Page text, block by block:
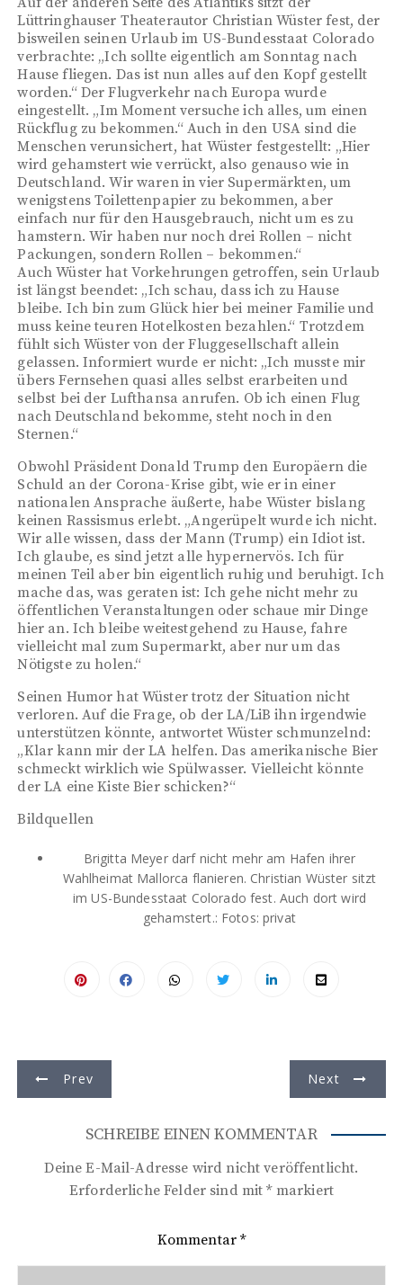
Lüttringhauser Theaterautor Christian Wüster fest, der
bisweilen seinen Urlaub im US-Bundesstaat Colorado
verbrachte: „Ich sollte eigentlich am Sonntag nach
Hause fliegen. Das ist nun alles auf den Kopf gestellt
worden.“ Der Flugverkehr nach Europa wurde
eingestellt. „Im Moment versuche ich alles, um einen
Rückflug zu bekommen.“ Auch in den USA sind die
Menschen verunsichert, hat Wüster festgestellt: „Hier
wird gehamstert wie verrückt, also genauso wie in
Deutschland. Wir waren in vier Supermärkten, um
wenigstens Toilettenpapier zu bekommen, aber
einfach nur für den Hausgebrauch, nicht um es zu
hamstern. Wir haben nur noch drei Rollen – nicht
Packungen, sondern Rollen – bekommen.“
Auch Wüster hat Vorkehrungen getroffen, sein Urlaub
ist längst beendet: „Ich schau, dass ich zu Hause
bleibe. Ich bin zum Glück hier bei meiner Familie und
muss keine teuren Hotelkosten bezahlen.“ Trotzdem
fühlt sich Wüster von der Fluggesellschaft allein
gelassen. Informiert wurde er nicht: „Ich musste mir
übers Fernsehen quasi alles selbst erarbeiten und
selbst bei der Lufthansa anrufen. Ob ich einen Flug
nach Deutschland bekomme, steht noch in den
Sternen.“
Obwohl Präsident Donald Trump den Europäern die
Schuld an der Corona-Krise gibt, wie er in einer
nationalen Ansprache äußerte, habe Wüster bislang
keinen Rassismus erlebt. „Angerüpelt wurde ich nicht.
Wir alle wissen, dass der Mann (Trump) ein Idiot ist.
Ich glaube, es sind jetzt alle hypernervös. Ich für
meinen Teil aber bin eigentlich ruhig und beruhigt. Ich
mache das, was geraten ist: Ich gehe nicht mehr zu
öffentlichen Veranstaltungen oder schaue mir Dinge
hier an. Ich bleibe weitestgehend zu Hause, fahre
vielleicht mal zum Supermarkt, aber nur um das
Nötigste zu holen.“
Seinen Humor hat Wüster trotz der Situation nicht
verloren. Auf die Frage, ob der LA/LiB ihn irgendwie
unterstützen könnte, antwortet Wüster schmunzelnd:
„Klar kann mir der LA helfen. Das amerikanische Bier
schmeckt wirklich wie Spülwasser. Vielleicht könnte
der LA eine Kiste Bier schicken?“
Bildquellen
Brigitta Meyer darf nicht mehr am Hafen ihrer
Wahlheimat Mallorca flanieren. Christian Wüster sitzt
im US-Bundesstaat Colorado fest. Auch dort wird
gehamstert.: Fotos: privat
e
g
Prev Next
SCHREIBE EINEN KOMMENTAR
Deine E-Mail-Adresse wird nicht veröffentlicht.
Erforderliche Felder sind mit*markiert
Kommentar*